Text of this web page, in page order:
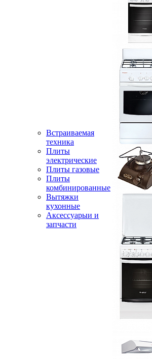
Встраиваемая
техника
Плиты
электрические
Плиты газовые
Плиты
комбинированные
Вытяжки
кухонные
Аксессуарыи и
запчасти